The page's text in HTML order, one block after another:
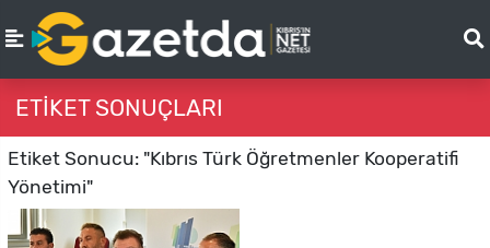
ETIKET SONUÇLARI
Etiket Sonucu: "Kıbrıs Türk Öğretmenler Kooperatifi
Yönetimi"